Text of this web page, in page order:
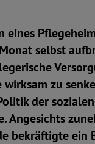
eines
selbst
wirksam zu
der
Angesichts
bekräftigte ein